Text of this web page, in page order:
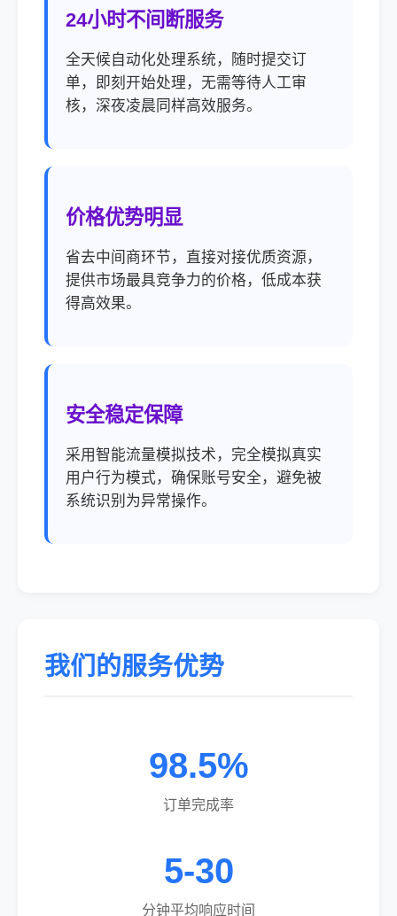
24小时不间断服务
全天候自动化处理系统，随时提交订
单，即刻开始处理，无需等待人工审
核，深夜凌晨同样高效服务。
价格优势明显
省去中间商环节，直接对接优质资源，
提供市场最具竞争力的价格，低成本获
得高效果。
安全稳定保障
采用智能流量模拟技术，完全模拟真实
用户行为模式，确保账号安全，避免被
系统识别为异常操作。
我们的服务优势
98.5%
订单完成率
5-30
分钟平均响应时间